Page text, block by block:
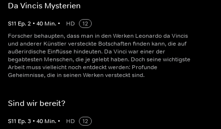
Da Vincis Mysterien
S11 Ep.2 • 40 Min. • HD
12
Forscher behaupten, dass man in den Werken Leonardo da Vincis
und anderer Künstler versteckte Botschaften finden kann, die auf
außerirdische Einflüsse hindeuten. Da Vinci war einer der
begabtesten Menschen, die je gelebt haben. Doch seine wichtigste
Arbeit muss vielleicht noch entdeckt werden: Profunde
Geheimnisse, die in seinen Werken versteckt sind.
Sind wir bereit?
S11 Ep.3 • 40 Min. • HD
12